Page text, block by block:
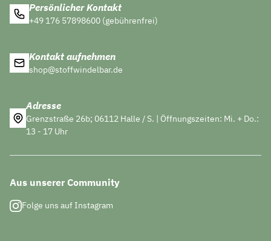
Persönlicher Kontakt
+49 176 57898600 (gebührenfrei)
Kontakt aufnehmen
shop@stoffwindelbar.de
Adresse
Grenzstraße 26b; 06112 Halle / S. | Öffnungszeiten: Mi. + Do.:
13 - 17 Uhr
Aus unserer Community
Folge uns auf Instagram